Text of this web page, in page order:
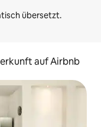
auf Airbnb